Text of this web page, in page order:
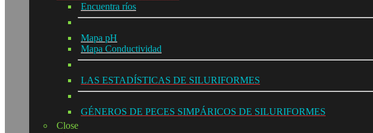
Encuentra ríos
Mapa pH
Mapa Conductividad
LAS ESTADÍSTICAS DE SILURIFORMES
GÉNEROS DE PECES SIMPÁRICOS DE SILURIFORMES
Close